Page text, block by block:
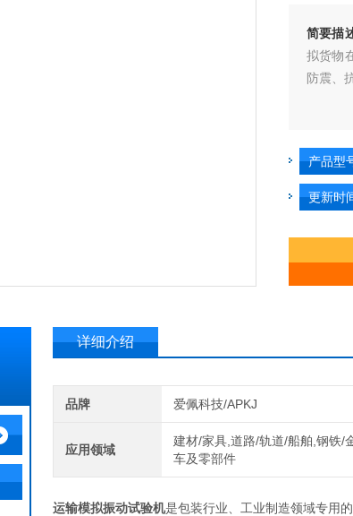
简要描
拟货物
防震、
产品型
更新时
详细介绍
品牌 爱佩科技/APKJ
应用领域
建材/家具,道路/轨道/船舶,钢铁/
车及零部件
运输模拟振动试验机是包装行业、工业制造领域专用